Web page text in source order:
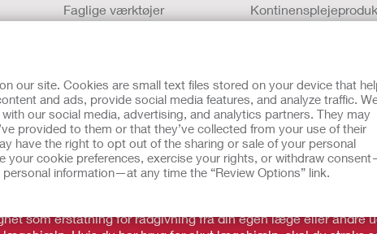
our site. Cookies are small text files stored on your device that
and ads, provide social media features, and analyze traffic.
our social media, advertising, and analytics partners. They may
provided to them or that they’ve collected from your use of their
have the right to opt out of the sharing or sale of your personal
your cookie preferences, exercise your rights, or withdraw
information—at any time the “Review Options” link.
Faglige værktøjer
Erklæring
Sikkerhedsdatablad
Hollister
EU Whistleblower Notice
brug, kontraindikationer, advarsler,
som erstatning for rådgivning fra din egen læge eller andre